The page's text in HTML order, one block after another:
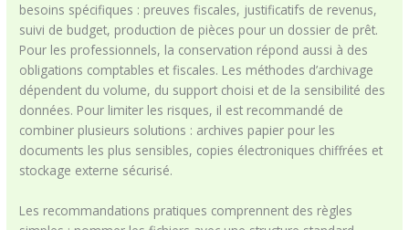
besoins spécifiques : preuves fiscales, justificatifs de revenus,
suivi de budget, production de pièces pour un dossier de prêt.
Pour les professionnels, la conservation répond aussi à des
obligations comptables et fiscales. Les méthodes d’archivage
dépendent du volume, du support choisi et de la sensibilité des
données. Pour limiter les risques, il est recommandé de
combiner plusieurs solutions : archives papier pour les
documents les plus sensibles, copies électroniques chiffrées et
stockage externe sécurisé.
Les recommandations pratiques comprennent des règles